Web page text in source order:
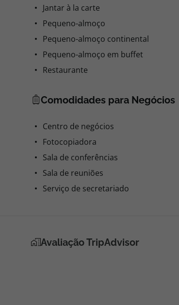
Jantar à la carte
Pequeno-almoço
Pequeno-almoço continental
Pequeno-almoço em buffet
Restaurante
Comodidades para Negócios
Centro de negócios
Fotocopiadora
Sala de conferências
Sala de reuniões
Serviço de secretariado
Avaliação TripAdvisor